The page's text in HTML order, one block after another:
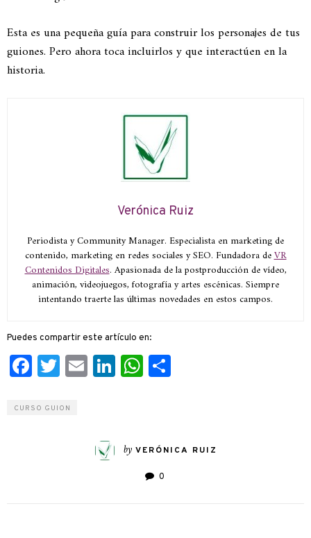
Esta es una pequeña guía para construir los personajes de tus
guiones. Pero ahora toca incluirlos y que interactúen en la
historia.
Verónica Ruiz
Periodista y Community Manager. Especialista en marketing de
contenido, marketing en redes sociales y SEO. Fundadora deVR
Contenidos Digitales. Apasionada de la postproducción de vídeo,
animación, videojuegos, fotografía y artes escénicas. Siempre
intentando traerte las últimas novedades en estos campos.
Puedes compartir este artículo en:
Facebook
Twitter
EmailLinkedIn
WhatsApp
CURSO GUION
by VERÓNICA RUIZ
0